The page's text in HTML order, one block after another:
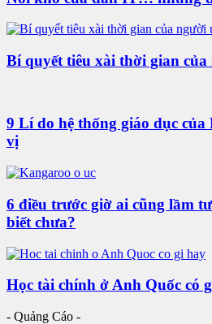
Bí quyết tiêu xài thời gian
9 Lí do hệ thống giáo dục
vị
6 điều trước giờ ai cũng lầm
biết chưa?
Học tài chính ở Anh Quốc có
- Quảng Cáo -